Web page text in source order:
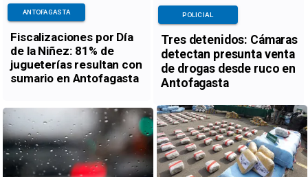
Fiscalizaciones por Día
de la Niñez: 81% de
jugueterías resultan con
sumario en Antofagasta
ANTOFAGASTA
Tres detenidos: Cámaras
detectan presunta venta
de drogas desde ruco en
Antofagasta
POLICIAL